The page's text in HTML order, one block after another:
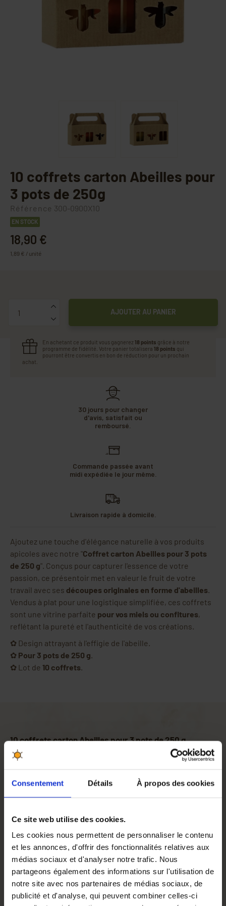
Consentement Détails À propos des cookies
Ce site web utilise des cookies.
Les cookies nous permettent de personnaliser le contenu
et les annonces, d'offrir des fonctionnalités relatives aux
médias sociaux et d'analyser notre trafic. Nous
partageons également des informations sur l'utilisation de
notre site avec nos partenaires de médias sociaux, de
publicité et d'analyse, qui peuvent combiner celles-ci
10 coffrets carton Abeilles pour
3 pots de 250g
Référence 300-0900X10
EN STOCK
18,90 €
1,89 € / unité
AJOUTER AU PANIER
En achetant ce produit vous gagnerez 18 points grâce à notre
programme de fidélité. Votre panier totalisera 18 points qui
pourront être convertis en bon de réduction pour un prochain
achat.
30 jours pour changer
d'avis, satisfait ou
remboursé.
Commande passée avant
midi expédiée le jour même.
Livraison rapide à domicile.
Ajoutez une touche d'élégance naturelle à vos produits
apicoles avec notre "Coffret carton Abeilles pour 3 pots
de 250 g". Conçus pour capturer l'essence de votre
passion, ce présentoir met en valeur le fruit de votre
travail avec ses découpes originales en forme d'abeilles.
Vendus à plat pour une logistique simplifiée, ces coffrets
sont une vitrine parfaite pour vos miels ou confitures,
reflétant la pureté et l'authenticité de vos créations.
✿ Design attrayant à l'effigie de l'abeille.
✿ Pour 3 pots de 250 g.
✿ Lot de 10 coffrets.
10 coffrets carton Abeilles pour 3 pots de 250 g
Nos coffrets carton offrent un visuel attractif avec une
forme d'abeille
une face ainsi qu'une
découpe
charmante et transparente de vos pots de miel ou de
un choix écoresponsable pour les producteurs conscients
de leur impact environnemental. Ils sontlivrés à plat
optimisant l'espace de stockage et réduisant les coûts de
transport, tout en étant simples et rapides à monter.
Chaque coffret est conçu pourmettre en valeur trois pots